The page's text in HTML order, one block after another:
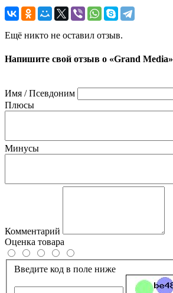
Ещё никто не оставил отзыв.
Напишите свой отзыв о «Grand Media»
Имя / Псевдоним
Плюсы
Минусы
Комментарий
Оценка товара
Введите код в поле ниже